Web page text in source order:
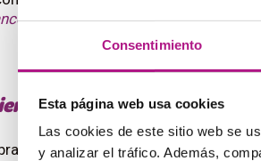
Consentimiento
Esta página web usa cookies
Las cookies de este sitio web se
y analizar el tráfico. Además,
test yet?
relacionados con
no significan lo que parece. ¡No